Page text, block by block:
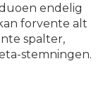
endelig
forvente alt
spalter,
stemningen.